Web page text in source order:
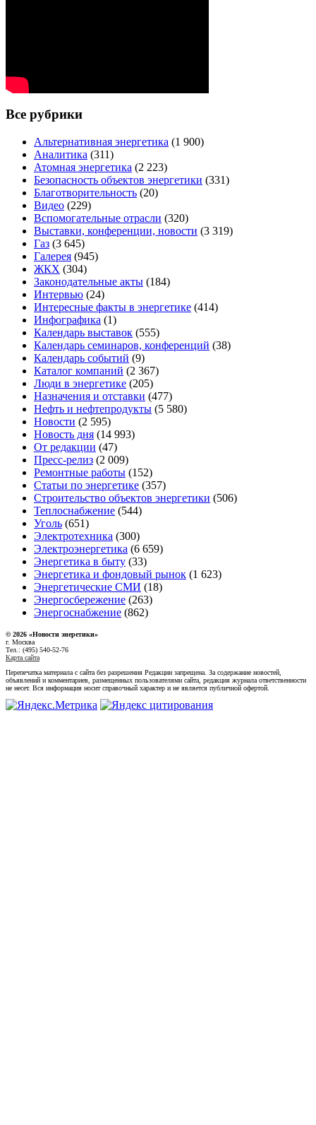
Все рубрики
Альтернативная энергетика (1 900)
Аналитика (311)
Атомная энергетика (2 223)
Безопасность объектов энергетики (331)
Благотворительность (20)
Видео (229)
Вспомогательные отрасли (320)
Выставки, конференции, новости (3 319)
Газ (3 645)
Галерея (945)
ЖКХ (304)
Законодательные акты (184)
Интервью (24)
Интересные факты в энергетике (414)
Инфографика (1)
Календарь выставок (555)
Календарь семинаров, конференций (38)
Календарь событий (9)
Каталог компаний (2 367)
Люди в энергетике (205)
Назначения и отставки (477)
Нефть и нефтепродукты (5 580)
Новости (2 595)
Новость дня (14 993)
От редакции (47)
Пресс-релиз (2 009)
Ремонтные работы (152)
Статьи по энергетике (357)
Строительство объектов энергетики (506)
Теплоснабжение (544)
Уголь (651)
Электротехника (300)
Электроэнергетика (6 659)
Энергетика в быту (33)
Энергетика и фондовый рынок (1 623)
Энергетические СМИ (18)
Энергосбережение (263)
Энергоснабжение (862)
© 2026 «Новости энеретики»
г. Москва
Тел.: (495) 540-52-76
Карта сайта
Перепечатка материала с сайта без разрешения Редакции запрещена. За содержание новостей,
объявлений и комментариев, размещенных пользователями сайта, редакция журнала ответственности
не несет. Вся информация носит справочный характер и не является публичной офертой.